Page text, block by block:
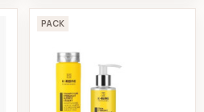
sans sulfate réparateur
PACK